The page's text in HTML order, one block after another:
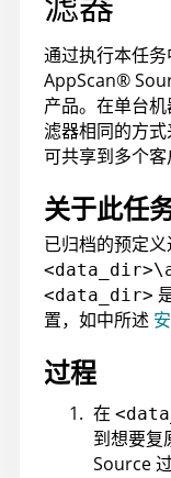
通过执行本任
AppScan®
产品。在单台
滤器相同的方
可共享到多个客
关于此任
已归档的预定
<data_dir>
置，如中所述
过程
在
到想要复
Source